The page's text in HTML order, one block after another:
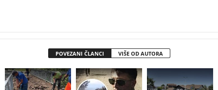
POVEZANI ČLANCI VIŠE OD AUTORA